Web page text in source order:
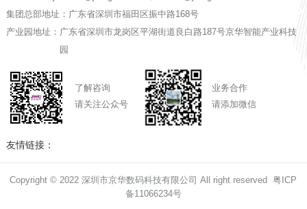
集团总部地址： 广东省深圳市福田区振中路168号
产业园地址： 广东省深圳市龙岗区平湖街道良白路187号京华智能产业科技
园
了解咨询
请关注公众号
业务合作
请添加微信
友情链接：
Copyright © 2022 深圳市京华数码科技有限公司 All right reserved粤ICP
备11066234号